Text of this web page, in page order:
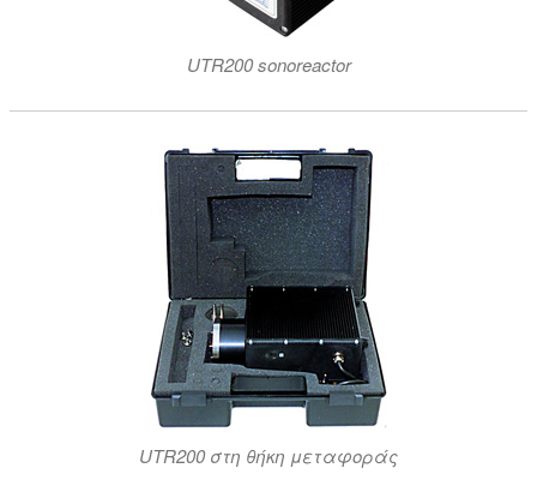
UTR200 sonoreactor
UTR200 στη θήκη μεταφοράς